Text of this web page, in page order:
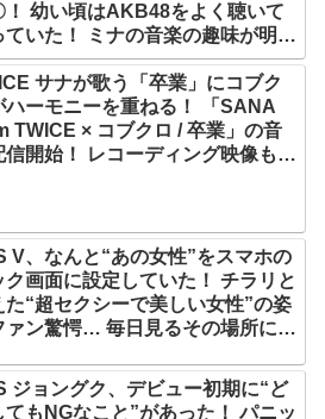
！ 幼い頃はAKB48をよく聴いて
ていた！ ミナの音楽の趣味が明ら
サナが歌う「卒業」にコブク
ハーモニーを重ねる！ 「SANA
TWICE × コブクロ / 卒業」の音
信開始！ レコーディング映像も公
V、なんと“あの女性”をスマホの
ク画面に設定していた！ チラリと
た“超セクシーで美しい女性”の姿
ァン驚愕… 毎日見るその場所にV
納得＆感動
ジョングク、デビュー初期に“ど
てもNGなこと”があった！ パニッ